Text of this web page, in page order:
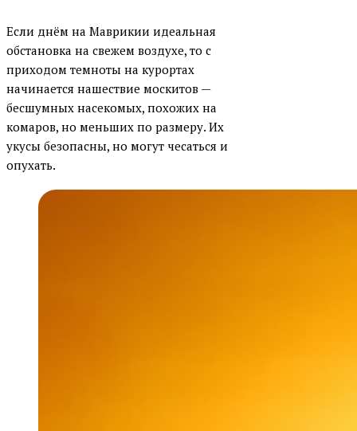
Если днём на Маврикии идеальная
обстановка на свежем воздухе, то с
приходом темноты на курортах
начинается нашествие москитов —
бесшумных насекомых, похожих на
комаров, но меньших по размеру. Их
укусы безопасны, но могут чесаться и
опухать.